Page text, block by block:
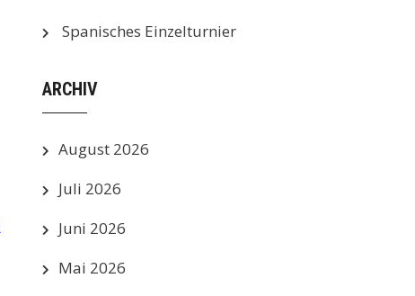
Spanisches Einzelturnier
ARCHIV
August 2026
Juli 2026
Juni 2026
Mai 2026